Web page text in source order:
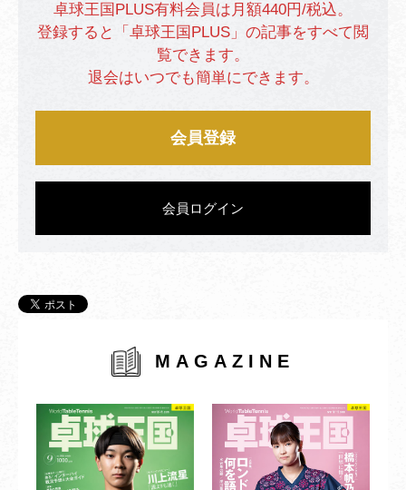
卓球王国PLUS有料会員は月額440円/税込。
登録すると「卓球王国PLUS」の記事をすべて閲
覧できます。
退会はいつでも簡単にできます。
会員登録
会員ログイン
MAGAZINE